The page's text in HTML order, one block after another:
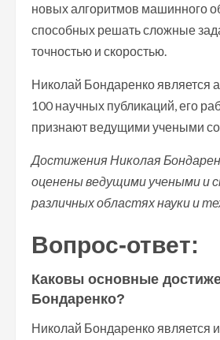
новых алгоритмов машинного
способных решать сложные
точностью и скоростью.
Николай Бондаренко является
100 научных публикаций, его
признают ведущими учеными
Достижения Николая
оценены ведущими учеными и
различных областях науки и
Вопрос-ответ:
Каковы основные
Бондаренко?
Николай Бондаренко является